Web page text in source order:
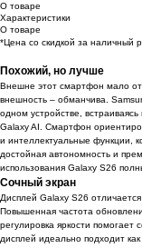
О товаре
Характеристики
О товаре
*Цена со скидкой за наличный
Похожий, но лучше
Внешне этот смартфон мало
внешность – обманчива.
одном устройстве,
Galaxy AI. Смартфон
и интеллектуальные функции,
достойная автономность и
использования Galaxy S26
Сочный экран
Дисплей Galaxy S26
Повышенная частота
регулировка яркости
дисплей идеально подходит